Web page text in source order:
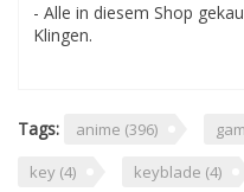
- Alle in diesem Shop
Klingen.
Tags: anime (396)
key (4) keyblade (4)